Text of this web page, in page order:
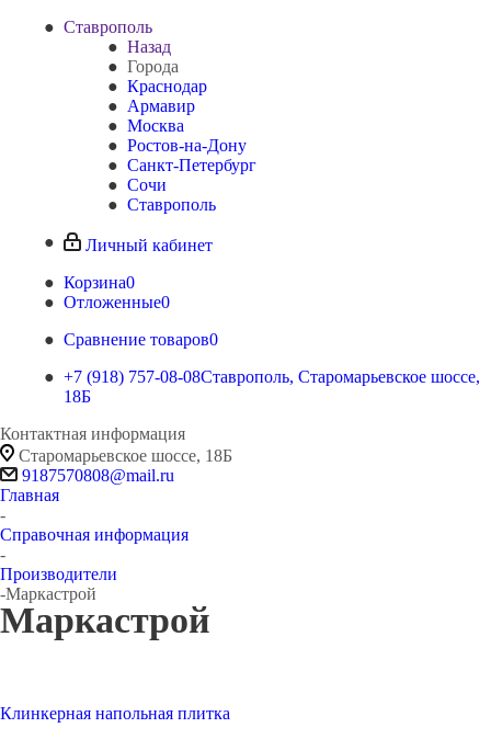
Ставрополь
Назад
Города
Краснодар
Армавир
Москва
Ростов-на-Дону
Санкт-Петербург
Сочи
Ставрополь
Личный кабинет
Корзина0
Отложенные0
Сравнение товаров0
+7 (918) 757-08-08Ставрополь, Старомарьевское шоссе,
18Б
Контактная информация
Старомарьевское шоссе, 18Б
9187570808@mail.ru
Главная
-
Справочная информация
-
Производители
-Маркастрой
Маркастрой
Клинкерная напольная плитка